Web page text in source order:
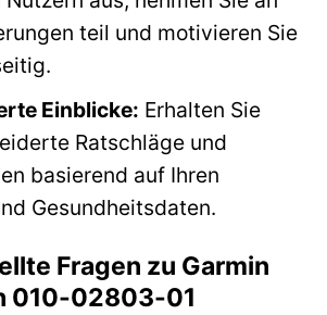
teil und motivieren Sie
Einblicke: Erhalten Sie
Ratschläge und
basierend auf Ihren
Gesundheitsdaten.
Fragen zu Garmin
010-02803-01